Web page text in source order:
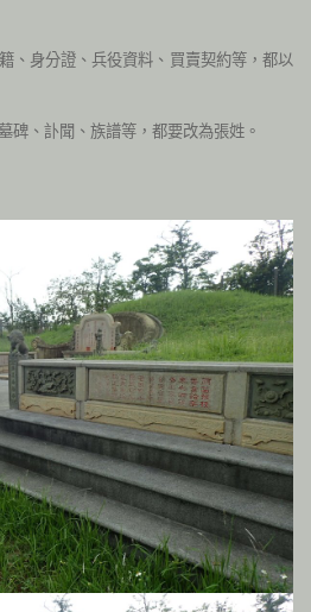
、身分證、兵役資料、買賣契約等，都以
碑、訃聞、族譜等，都要改為張姓。